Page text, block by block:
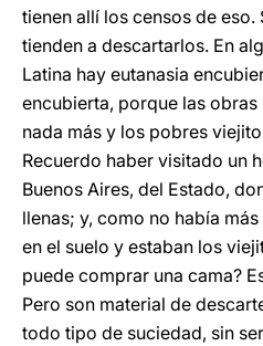
tienen allí los censos de eso.
tienden a descartarlos. En
Latina hay eutanasia
encubierta, porque las
nada más y los pobres
Recuerdo haber visitado un
Buenos Aires, del Estado,
llenas; y, como no había
en el suelo y estaban los
puede comprar una cama?
Pero son material de
todo tipo de suciedad, sin